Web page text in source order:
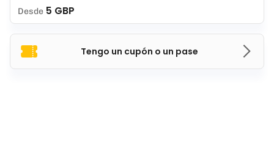
Tengo un cupón o un pase
Desde 5 GBP